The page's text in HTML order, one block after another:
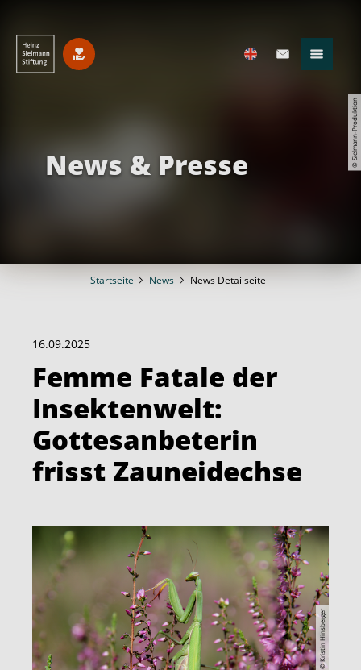
© Sielmann-Produktion
News & Presse
Startseite News News Detailseite
16.09.2025
Femme Fatale der
Insektenwelt:
Gottesanbeterin
frisst Zauneidechse
© Kristin Hinsberger